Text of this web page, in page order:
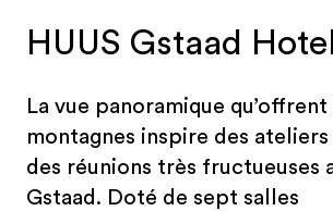
HUUS Gstaad Hotel
La vue panoramique qu’offrent
montagnes inspire des
des réunions très fructueuses
Gstaad. Doté de sept salles